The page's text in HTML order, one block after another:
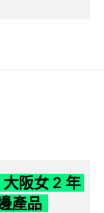
阪女 2 年
產品